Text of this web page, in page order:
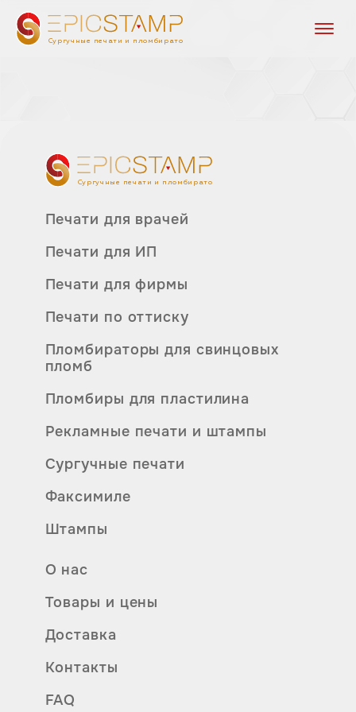
Сургучные печати и пломбираторы
Сургучные печати и пломбираторы
Печати для врачей
Печати для ИП
Печати для фирмы
Печати по оттиску
Пломбираторы для свинцовых
пломб
Пломбиры для пластилина
Рекламные печати и штампы
Сургучные печати
Факсимиле
Штампы
О нас
Товары и цены
Доставка
Контакты
FAQ